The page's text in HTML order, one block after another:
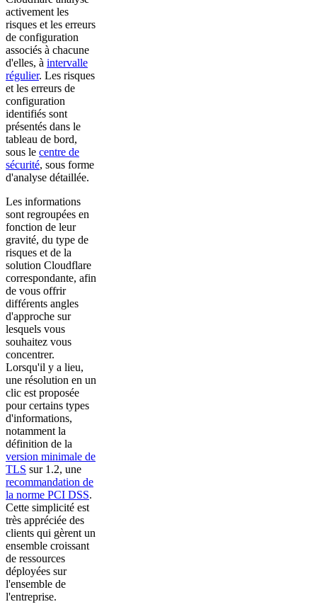
activement les
risques et les erreurs
de configuration
associés à chacune
d'elles, à intervalle
régulier. Les risques
et les erreurs de
configuration
identifiés sont
présentés dans le
tableau de bord,
sous le centre de
sécurité, sous forme
d'analyse détaillée.
Les informations
sont regroupées en
fonction de leur
gravité, du type de
risques et de la
solution Cloudflare
correspondante, afin
de vous offrir
différents angles
d'approche sur
lesquels vous
souhaitez vous
concentrer.
Lorsqu'il y a lieu,
une résolution en un
clic est proposée
pour certains types
d'informations,
notamment la
définition de la
version minimale de
TLS sur 1.2, une
recommandation de
la norme PCI DSS.
Cette simplicité est
très appréciée des
clients qui gèrent un
ensemble croissant
de ressources
déployées sur
l'ensemble de
l'entreprise.